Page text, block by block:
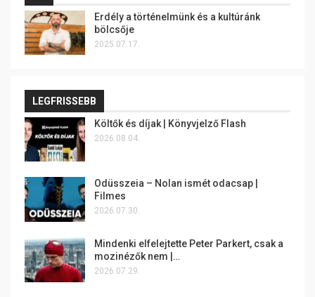
Erdély a történelmünk és a kultúránk
bölcsője
2025.07.17.
LEGFRISSEBB
Költők és díjak | Könyvjelző Flash
2026.08.04.
Odüsszeia – Nolan ismét odacsap |
Filmes
2026.07.30.
Mindenki elfelejtette Peter Parkert, csak a
mozinézők nem |…
2026.07.29.